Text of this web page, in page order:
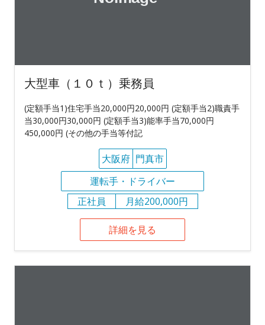
大型車（１０ｔ）乗務員
(定額手当1)住宅手当20,000円20,000円 (定額手当2)職責手
当30,000円30,000円 (定額手当3)能率手当70,000円
450,000円 (その他の手当等付記
大阪府 門真市
運転手・ドライバー
正社員
月給200,000円
詳細を見る